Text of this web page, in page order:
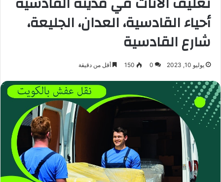
أحياء القادسية، العدان، الجليعة،
شارع القادسية
يوليو 10, 2023 0
150 أقل من دقيقة